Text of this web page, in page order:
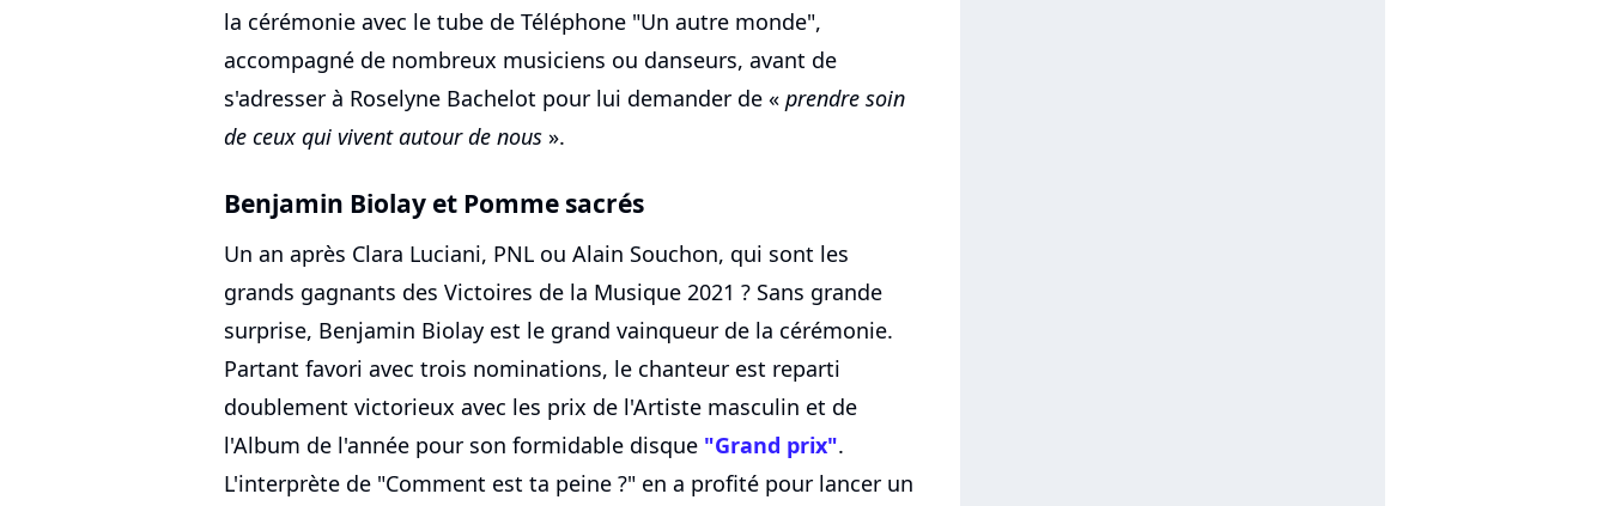
la cérémonie avec le tube de Téléphone "Un autre monde",
accompagné de nombreux musiciens ou danseurs, avant de
s'adresser à Roselyne Bachelot pour lui demander de « prendre soin
de ceux qui vivent autour de nous ».
Benjamin Biolay et Pomme sacrés
Un an après Clara Luciani, PNL ou Alain Souchon, qui sont les
grands gagnants des Victoires de la Musique 2021 ? Sans grande
surprise, Benjamin Biolay est le grand vainqueur de la cérémonie.
Partant favori avec trois nominations, le chanteur est reparti
doublement victorieux avec les prix de l'Artiste masculin et de
l'Album de l'année pour son formidable disque "Grand prix".
L'interprète de "Comment est ta peine ?" en a profité pour lancer un